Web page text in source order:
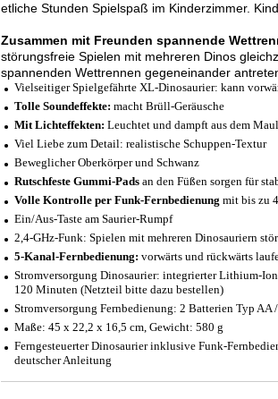
etliche Stunden Spielspaß im Kinderzimmer.
Zusammen mit Freunden spannende
störungsfreie Spielen mit mehreren Dinos
spannenden Wettrennen gegeneinander
Vielseitiger Spielgefährte XL-Dinosaurier: kann
Tolle Soundeffekte: macht Brüll-Geräusche
Mit Lichteffekten: Leuchtet und dampft aus dem Maul
Viel Liebe zum Detail: realistische Schuppen-Textur
Beweglicher Oberkörper und Schwanz
Rutschfeste Gummi-Pads an den Füßen sorgen für
Volle Kontrolle per Funk-Fernbedienung mit bis zu
Ein/Aus-Taste am Saurier-Rumpf
2,4-GHz-Funk: Spielen mit mehreren Dinosauriern
5-Kanal-Fernbedienung: vorwärts und rückwärts
Stromversorgung Dinosaurier: integrierter Lithium-
120 Minuten (Netzteil bitte dazu bestellen)
Stromversorgung Fernbedienung: 2 Batterien Typ
Maße: 45 x 22,2 x 16,5 cm, Gewicht: 580 g
Ferngesteuerter Dinosaurier inklusive Funk-
deutscher Anleitung